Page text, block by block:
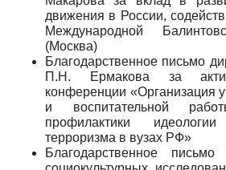
движения в России,
Международной
(Москва)
Благодарственное письмо
П.Н. Ермакова за
конференции «Организация
и воспитательной
профилактики
терроризма в вузах РФ»
Благодарственное